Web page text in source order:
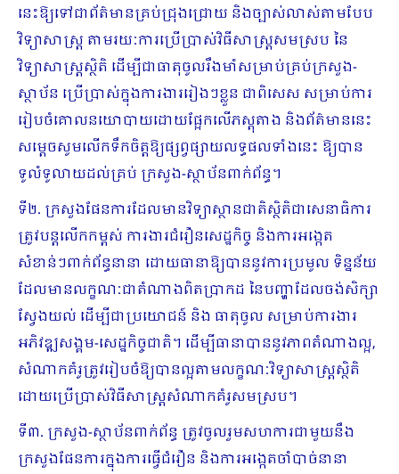
នេះឱ្យទៅជាព័ត៌មានគ្រប់ជ្រុងជ្រោយ និងច្បាស់លាស់តាមបែប
វិទ្យាសាស្ត្រ តាមរយៈការប្រើប្រាស់វិធីសាស្ត្រសមស្រប នៃ
វិទ្យាសាស្ត្រស្ថិតិ ដើម្បីជាធាតុចូលរឹងមាំសម្រាប់គ្រប់ក្រសួង-
ស្ថាប័ន ប្រើប្រាស់ក្នុងការងាររៀងៗខ្លួន ជាពិសេស សម្រាប់ការ
រៀបចំគោលនយោបាយដោយផ្អែកលើភស្តុតាង និងព័ត៌មាននេះ
សម្តេចសូមលើកទឹកចិត្តឱ្យផ្សព្វផ្សាយលទ្ធផលទាំងនេះ ឱ្យបាន
ទូលំទូលាយដល់គ្រប់ ក្រសួង-ស្ថាប័នពាក់ព័ន្ធ។
ទី២. ក្រសួងផែនការដែលមានវិទ្យាស្ថានជាតិស្ថិតិជាសេនាធិការ
ត្រូវបន្តលើកកម្ពស់ ការងារជំរឿនសេដ្ឋកិច្ច និងការអង្កេត
សំខាន់ៗពាក់ព័ន្ធនានា ដោយធានាឱ្យបាននូវការប្រមូល ទិន្នន័យ
ដែលមានលក្ខណៈជាតំណាងពិតប្រាកដ នៃបញ្ហាដែលចង់សិក្សា
ស្វែងយល់ ដើម្បីជាប្រយោជន៍ និង ធាតុចូល សម្រាប់ការងារ
អភិវឌ្ឍសង្គម-សេដ្ឋកិច្ចជាតិ។ ដើម្បីធានាបាននូវភាពតំណាងល្អ,
សំណាកគំរូត្រូវរៀបចំឱ្យបានល្អតាមលក្ខណៈវិទ្យាសាស្ត្រស្ថិតិ
ដោយប្រើប្រាស់វិធីសាស្ត្រសំណាកគំរូសមស្រប។
ទី៣. ក្រសួង-ស្ថាប័នពាក់ព័ន្ធ ត្រូវចូលរួមសហការជាមួយនឹង
ក្រសួងផែនការក្នុងការធ្វើជំរឿន និងការអង្កេតចាំបាច់នានា